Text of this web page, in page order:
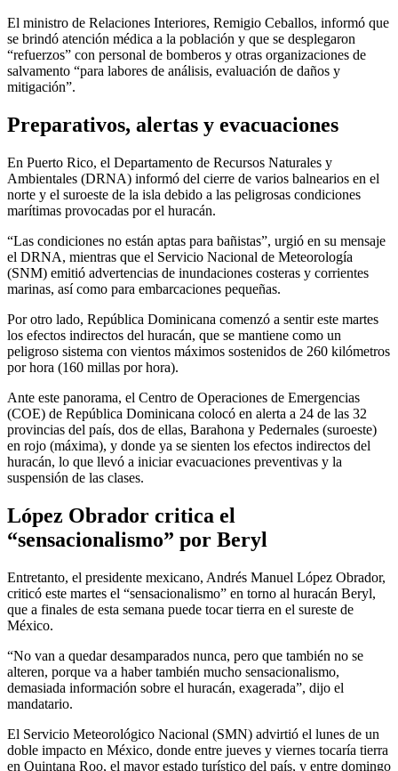
El ministro de Relaciones Interiores, Remigio Ceballos, informó que
se brindó atención médica a la población y que se desplegaron
“refuerzos” con personal de bomberos y otras organizaciones de
salvamento “para labores de análisis, evaluación de daños y
mitigación”.
Preparativos, alertas y evacuaciones
En Puerto Rico, el Departamento de Recursos Naturales y
Ambientales (DRNA) informó del cierre de varios balnearios en el
norte y el suroeste de la isla debido a las peligrosas condiciones
marítimas provocadas por el huracán.
“Las condiciones no están aptas para bañistas”, urgió en su mensaje
el DRNA, mientras que el Servicio Nacional de Meteorología
(SNM) emitió advertencias de inundaciones costeras y corrientes
marinas, así como para embarcaciones pequeñas.
Por otro lado, República Dominicana comenzó a sentir este martes
los efectos indirectos del huracán, que se mantiene como un
peligroso sistema con vientos máximos sostenidos de 260 kilómetros
por hora (160 millas por hora).
Ante este panorama, el Centro de Operaciones de Emergencias
(COE) de República Dominicana colocó en alerta a 24 de las 32
provincias del país, dos de ellas, Barahona y Pedernales (suroeste)
en rojo (máxima), y donde ya se sienten los efectos indirectos del
huracán, lo que llevó a iniciar evacuaciones preventivas y la
suspensión de las clases.
López Obrador critica el
“sensacionalismo” por Beryl
Entretanto, el presidente mexicano, Andrés Manuel López Obrador,
criticó este martes el “sensacionalismo” en torno al huracán Beryl,
que a finales de esta semana puede tocar tierra en el sureste de
México.
“No van a quedar desamparados nunca, pero que también no se
alteren, porque va a haber también mucho sensacionalismo,
demasiada información sobre el huracán, exagerada”, dijo el
mandatario.
El Servicio Meteorológico Nacional (SMN) advirtió el lunes de un
doble impacto en México, donde entre jueves y viernes tocaría tierra
en Quintana Roo, el mayor estado turístico del país, y entre domingo